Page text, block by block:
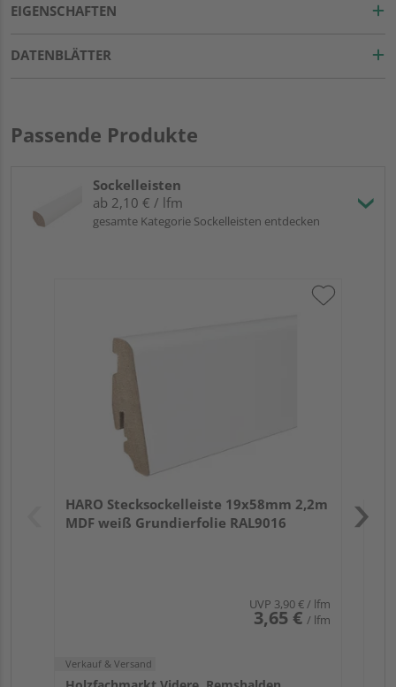
EIGENSCHAFTEN
DATENBLÄTTER
Passende Produkte
Sockelleisten
ab 2,10 € / lfm
gesamte Kategorie Sockelleisten entdecken
HARO Stecksockelleiste 19x58mm 2,2m
MDF weiß Grundierfolie RAL9016
UVP 3,90 €/ lfm
3,65 € / lfm
Verkauf & Versand